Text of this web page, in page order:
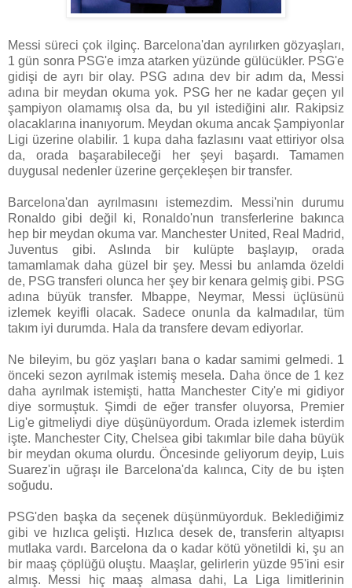
Messi süreci çok ilginç. Barcelona'dan ayrılırken gözyaşları,
1 gün sonra PSG'e imza atarken yüzünde gülücükler. PSG'e
gidişi de ayrı bir olay. PSG adına dev bir adım da, Messi
adına bir meydan okuma yok. PSG her ne kadar geçen yıl
şampiyon olamamış olsa da, bu yıl istediğini alır. Rakipsiz
olacaklarına inanıyorum. Meydan okuma ancak Şampiyonlar
Ligi üzerine olabilir. 1 kupa daha fazlasını vaat ettiriyor olsa
da, orada başarabileceği her şeyi başardı. Tamamen
duygusal nedenler üzerine gerçekleşen bir transfer.
Barcelona'dan ayrılmasını istemezdim. Messi'nin durumu
Ronaldo gibi değil ki, Ronaldo'nun transferlerine bakınca
hep bir meydan okuma var. Manchester United, Real Madrid,
Juventus gibi. Aslında bir kulüpte başlayıp, orada
tamamlamak daha güzel bir şey. Messi bu anlamda özeldi
de, PSG transferi olunca her şey bir kenara gelmiş gibi. PSG
adına büyük transfer. Mbappe, Neymar, Messi üçlüsünü
izlemek keyifli olacak. Sadece onunla da kalmadılar, tüm
takım iyi durumda. Hala da transfere devam ediyorlar.
Ne bileyim, bu göz yaşları bana o kadar samimi gelmedi. 1
önceki sezon ayrılmak istemiş mesela. Daha önce de 1 kez
daha ayrılmak istemişti, hatta Manchester City'e mi gidiyor
diye sormuştuk. Şimdi de eğer transfer oluyorsa, Premier
Lig'e gitmeliydi diye düşünüyordum. Orada izlemek isterdim
işte. Manchester City, Chelsea gibi takımlar bile daha büyük
bir meydan okuma olurdu. Öncesinde geliyorum deyip, Luis
Suarez'in uğraşı ile Barcelona'da kalınca, City de bu işten
soğudu.
PSG'den başka da seçenek düşünmüyorduk. Beklediğimiz
gibi ve hızlıca gelişti. Hızlıca desek de, transferin altyapısı
mutlaka vardı. Barcelona da o kadar kötü yönetildi ki, şu an
bir maaş çöplüğü oluştu. Maaşlar, gelirlerin yüzde 95'ini esir
almış. Messi hiç maaş almasa dahi, La Liga limitlerinin